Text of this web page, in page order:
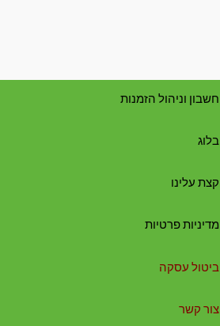
חשבון וניהול הזמנות
בלוג
קצת עלינו
מדיניות פרטיות
ביטול עסקה
צור קשר